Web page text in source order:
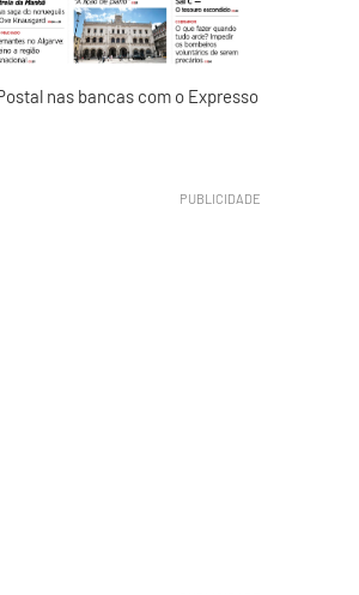
nas bancas com o Expresso